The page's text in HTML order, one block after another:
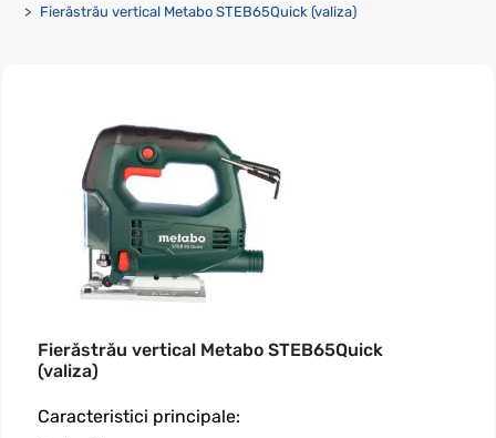
Fierăstrău vertical Metabo STEB65Quick (valiza)
Fierăstrău vertical Metabo STEB65Quick
(valiza)
Caracteristici principale: